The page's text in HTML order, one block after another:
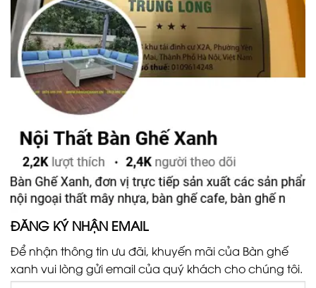
ĐĂNG KÝ NHẬN EMAIL
Để nhận thông tin ưu đãi, khuyến mãi của Bàn ghế
xanh vui lòng gửi email của quý khách cho chúng tôi.